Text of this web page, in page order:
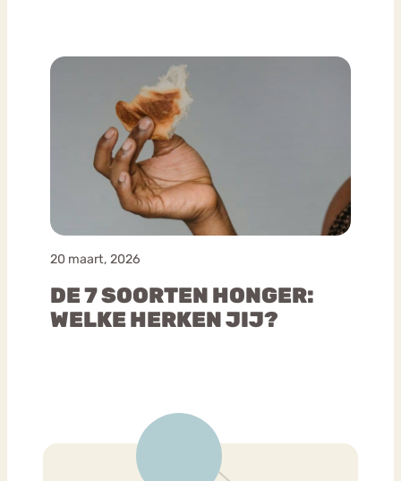
20 maart, 2026
DE 7 SOORTEN HONGER:
WELKE HERKEN JIJ?